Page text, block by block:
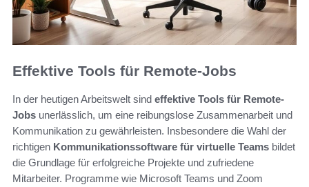
Effektive Tools für Remote-Jobs
In der heutigen Arbeitswelt sind effektive Tools für Remote-
Jobs unerlässlich, um eine reibungslose Zusammenarbeit und
Kommunikation zu gewährleisten. Insbesondere die Wahl der
richtigen Kommunikationssoftware für virtuelle Teams bildet
die Grundlage für erfolgreiche Projekte und zufriedene
Mitarbeiter. Programme wie Microsoft Teams und Zoom